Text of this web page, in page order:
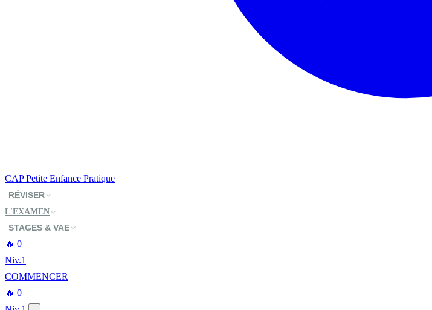
CAP Petite Enfance Pratique
RÉVISER
L'EXAMEN
STAGES & VAE
🔥 0
Niv.1
COMMENCER
🔥 0